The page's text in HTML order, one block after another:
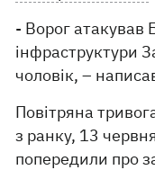
- Ворог атакував
інфраструктури
чоловік, –
Повітряна
з ранку, 13
попередили про